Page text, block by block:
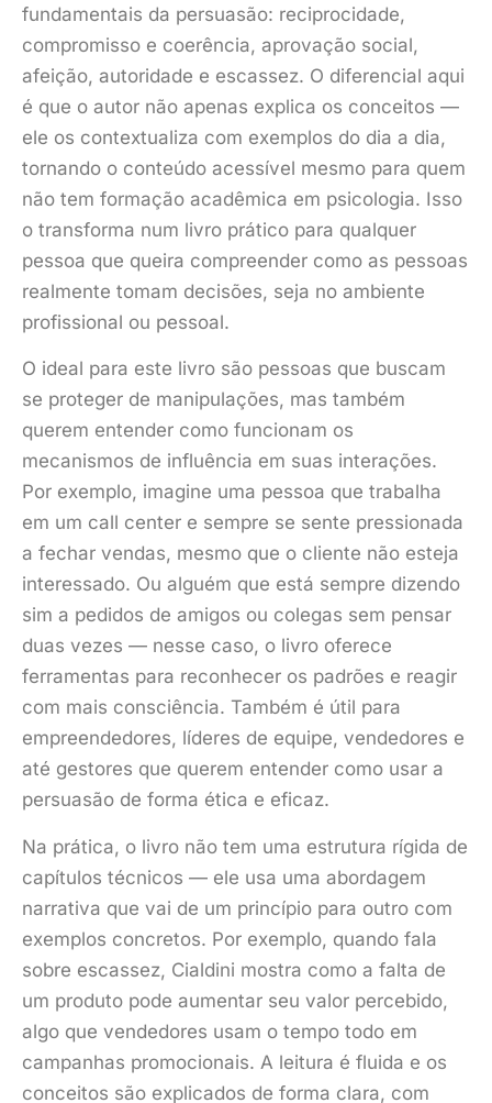
fundamentais da persuasão: reciprocidade,
compromisso e coerência, aprovação social,
afeição, autoridade e escassez. O diferencial aqui
é que o autor não apenas explica os conceitos —
ele os contextualiza com exemplos do dia a dia,
tornando o conteúdo acessível mesmo para quem
não tem formação acadêmica em psicologia. Isso
o transforma num livro prático para qualquer
pessoa que queira compreender como as pessoas
realmente tomam decisões, seja no ambiente
profissional ou pessoal.
O ideal para este livro são pessoas que buscam
se proteger de manipulações, mas também
querem entender como funcionam os
mecanismos de influência em suas interações.
Por exemplo, imagine uma pessoa que trabalha
em um call center e sempre se sente pressionada
a fechar vendas, mesmo que o cliente não esteja
interessado. Ou alguém que está sempre dizendo
sim a pedidos de amigos ou colegas sem pensar
duas vezes — nesse caso, o livro oferece
ferramentas para reconhecer os padrões e reagir
com mais consciência. Também é útil para
empreendedores, líderes de equipe, vendedores e
até gestores que querem entender como usar a
persuasão de forma ética e eficaz.
Na prática, o livro não tem uma estrutura rígida de
capítulos técnicos — ele usa uma abordagem
narrativa que vai de um princípio para outro com
exemplos concretos. Por exemplo, quando fala
sobre escassez, Cialdini mostra como a falta de
um produto pode aumentar seu valor percebido,
algo que vendedores usam o tempo todo em
campanhas promocionais. A leitura é fluida e os
conceitos são explicados de forma clara, com